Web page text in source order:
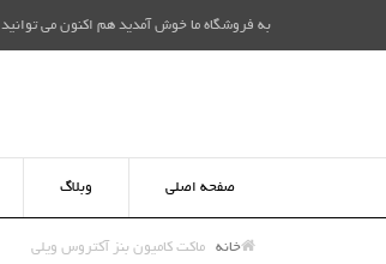
به فروشگاه ما خوش آمدید هم اکنون می توانید
صفحه اصلی وبلاگ
خانه ماکت کامیون بنز آکتروس ویلی